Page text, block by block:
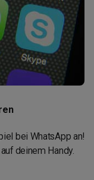
bei WhatsApp an!
deinem Handy.